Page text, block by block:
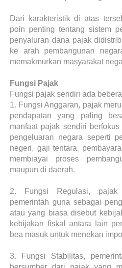
Dari karakteristik di atas
poin penting tentang sistem
penyaluran dana pajak
ke arah pembangunan
memakmurkan masyarakat
Fungsi Pajak
Fungsi pajak sendiri ada
1. Fungsi Anggaran, pajak
pendapatan yang paling
manfaat pajak sendiri
pengeluaran negara seperti
negeri, gaji tentara,
membiayai proses
maupun di daerah.
2.
Fungsi Regulasi,
pemerintah guna sebagai
atau yang biasa disebut
kebijakan fiskal antara lain
bea masuk untuk menekan
3.
Fungsi Stabilitas,